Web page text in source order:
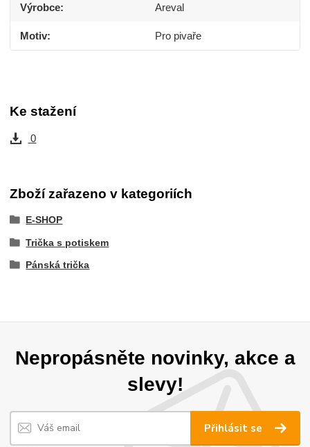
Výrobce Areval
Motiv Pro pivaře
Ke stažení
0
Zboží zařazeno v kategoriích
E-SHOP
Trička s potiskem
Pánská trička
Nepropásněte novinky, akce a
slevy!
Přihlásit se